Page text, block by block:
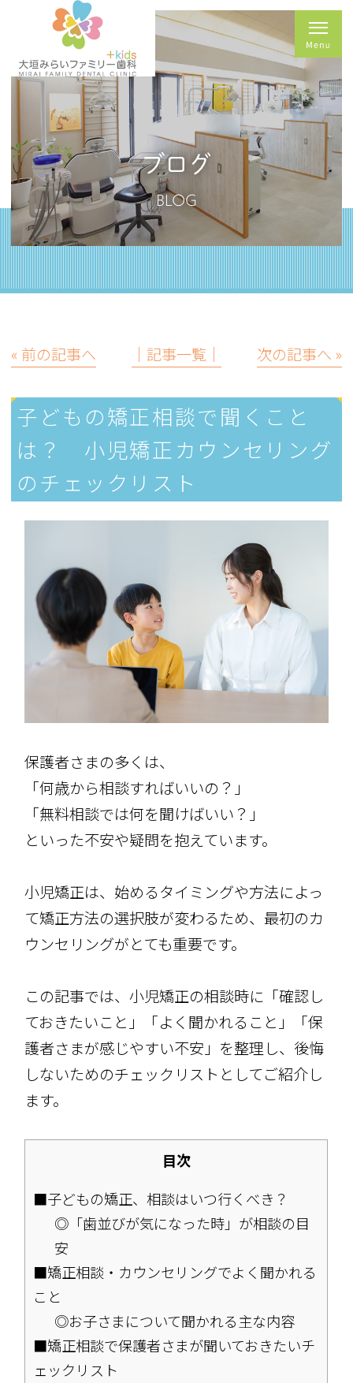
ブログ
BLOG
« 前の記事へ │記事一覧│ 次の記事へ »
子どもの矯正相談で聞くこと
は？ 小児矯正カウンセリング
のチェックリスト
保護者さまの多くは、
「何歳から相談すればいいの？」
「無料相談では何を聞けばいい？」
といった不安や疑問を抱えています。
小児矯正は、始めるタイミングや方法によっ
て矯正方法の選択肢が変わるため、最初のカ
ウンセリングがとても重要です。
この記事では、小児矯正の相談時に「確認し
ておきたいこと」「よく聞かれること」「保
護者さまが感じやすい不安」を整理し、後悔
しないためのチェックリストとしてご紹介し
ます。
目次
■子どもの矯正、相談はいつ行くべき？
◎「歯並びが気になった時」が相談の目
安
■矯正相談・カウンセリングでよく聞かれる
こと
◎お子さまについて聞かれる主な内容
■矯正相談で保護者さまが聞いておきたいチ
ェックリスト